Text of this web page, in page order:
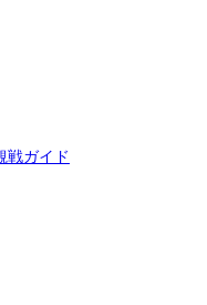
戦ガイド